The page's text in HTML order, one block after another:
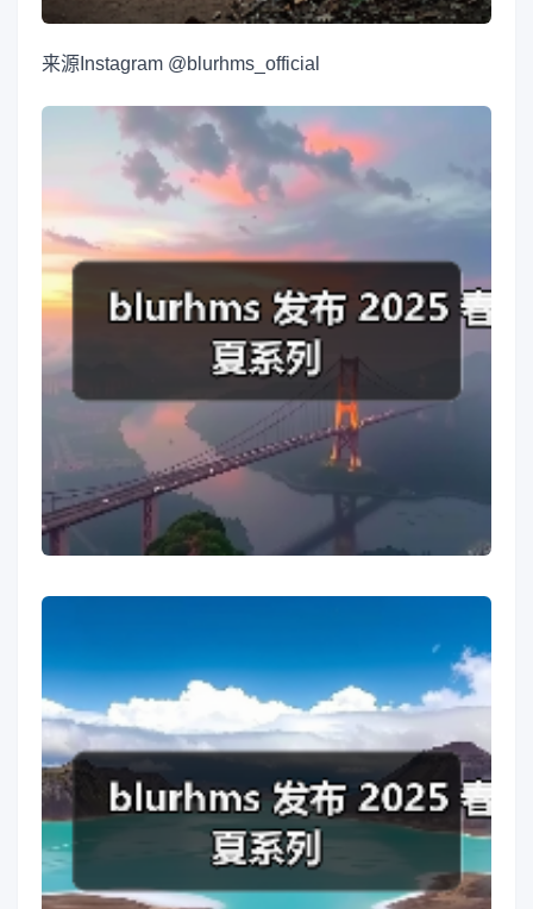
来源 Instagram @blurhms_official